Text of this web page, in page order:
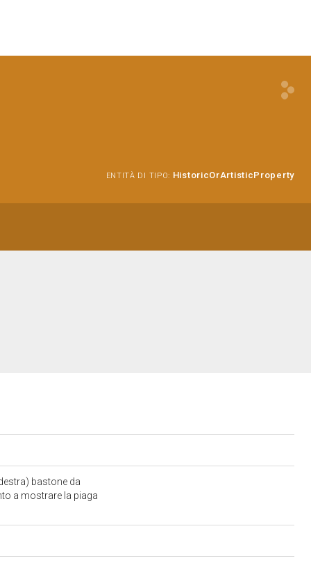
ENTITÀ DI TIPO: HistoricOrArtisticProperty
bastone da
a mostrare la piaga